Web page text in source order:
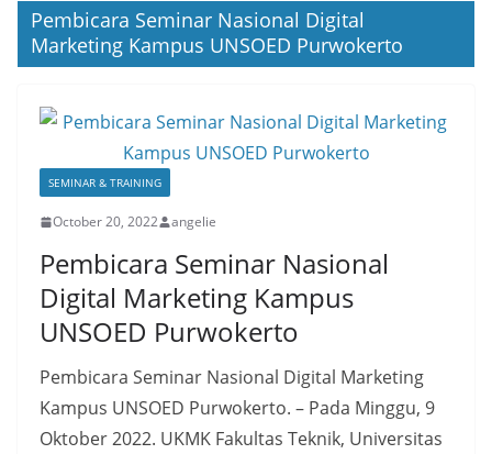
Pembicara Seminar Nasional Digital
Marketing Kampus UNSOED Purwokerto
SEMINAR & TRAINING
October 20, 2022 angelie
Pembicara Seminar Nasional
Digital Marketing Kampus
UNSOED Purwokerto
Pembicara Seminar Nasional Digital Marketing
Kampus UNSOED Purwokerto. – Pada Minggu, 9
Oktober 2022. UKMK Fakultas Teknik, Universitas